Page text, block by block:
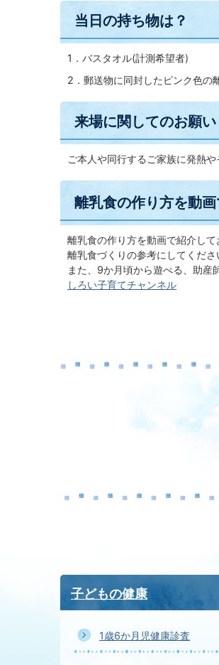
当日の持ち物は？
1．バスタオル(計測希望者)
2．郵送物に同封したピンク色の
来場に関してのお願い
ご本人や同行するご家族に発熱
離乳食の作り方を動
離乳食の作り方を動画で紹介して
離乳食づくりの参考にしてくださ
また、9か月頃から遊べる、助産
しろい子育てチャンネル
子どもの健康
1歳6か月児健康診査